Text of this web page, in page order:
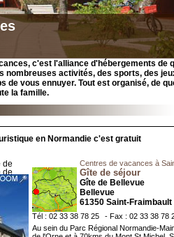
c'est l'alliance d'hébergements de
nombreuses activités, des sports, des
de vous ennuyer. Tout est organisé, de
la famille.
en Normandie c'est gratuit
Centres de vacances à
Gîte de séjour
Gîte de Bellevue
Bellevue
61350 Saint-Fraimbault
Tél : 02 33 38 78 25
- Fax : 02 33 38 78
Au sein du Parc Régional Normandie-